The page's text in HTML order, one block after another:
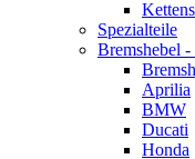
Spezialteile
Bremshebel
Aprilia
BMW
Ducati
Honda